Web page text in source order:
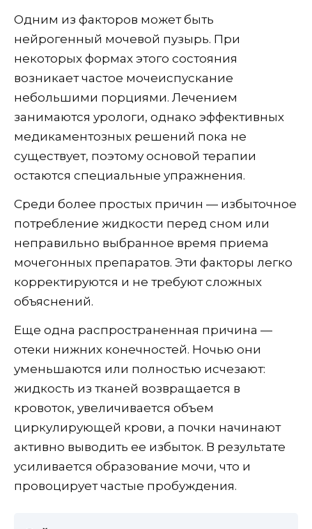
Одним из факторов может быть
нейрогенный мочевой пузырь. При
некоторых формах этого состояния
возникает частое мочеиспускание
небольшими порциями. Лечением
занимаются урологи, однако эффективных
медикаментозных решений пока не
существует, поэтому основой терапии
остаются специальные упражнения.
Среди более простых причин — избыточное
потребление жидкости перед сном или
неправильно выбранное время приема
мочегонных препаратов. Эти факторы легко
корректируются и не требуют сложных
объяснений.
Еще одна распространенная причина —
отеки нижних конечностей. Ночью они
уменьшаются или полностью исчезают:
жидкость из тканей возвращается в
кровоток, увеличивается объем
циркулирующей крови, а почки начинают
активно выводить ее избыток. В результате
усиливается образование мочи, что и
провоцирует частые пробуждения.